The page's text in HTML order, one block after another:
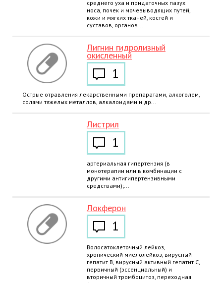
среднего уха и придаточных пазух
носа, почек и мочевыводящих путей,
кожи и мягких тканей, костей и
суставов, органов...
Лигнин гидролизный
окисленный
1
Острые отравления лекарственными препаратами, алкоголем,
солями тяжелых металлов, алкалоидами и др...
Листрил
1
артериальная гипертензия (в
монотерапии или в комбинации с
другими антигипертензивными
средствами);...
Локферон
1
Волосатоклеточный лейкоз,
хронический миелолейкоз, вирусный
гепатит B, вирусный активный гепатит С,
первичный (эссенциальный) и
вторичный тромбоцитоз, переходная